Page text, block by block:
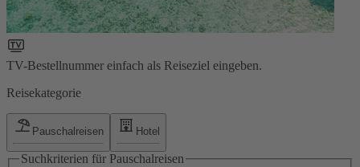
TV-Bestellnummer einfach als Reiseziel eingeben.
Reisekategorie
Pauschalreisen Hotel
Suchkriterien für Pauschalreisen